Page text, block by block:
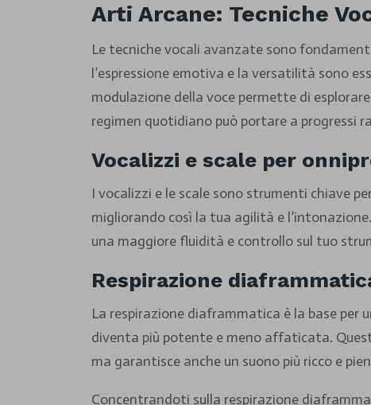
Arti Arcane: Tecniche
Le tecniche vocali avanzate sono
l’espressione emotiva e la versatilità sono
modulazione della voce permette di
regimen quotidiano può portare a progressi
Vocalizzi e scale per
I vocalizzi e le scale sono strumenti chiave
migliorando così la tua agilità e
una maggiore fluidità e controllo sul tuo
Respirazione
La respirazione diaframmatica è la base per
diventa più potente e meno affaticata.
ma garantisce anche un suono più ricco e
Concentrandoti sulla respirazione